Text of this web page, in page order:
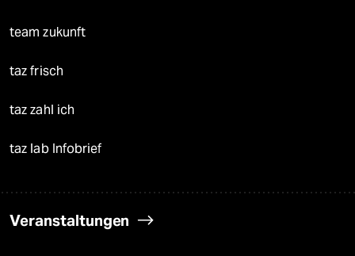
team zukunft
taz frisch
taz zahl ich
taz lab Infobrief
Veranstaltungen